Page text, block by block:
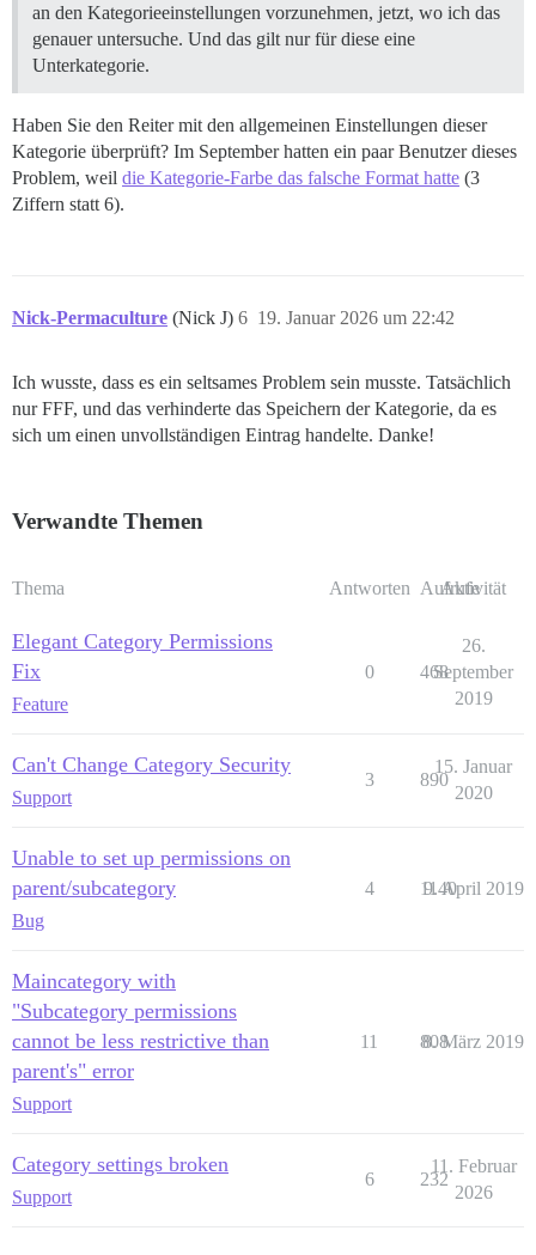
an den Kategorieeinstellungen vorzunehmen, jetzt, wo ich das
genauer untersuche. Und das gilt nur für diese eine
Unterkategorie.
Haben Sie den Reiter mit den allgemeinen Einstellungen dieser
Kategorie überprüft? Im September hatten ein paar Benutzer dieses
Problem, weil die Kategorie-Farbe das falsche Format hatte (3
Ziffern statt 6).
Nick-Permaculture (Nick J) 19. Januar 2026 um 22:42
6
Ich wusste, dass es ein seltsames Problem sein musste. Tatsächlich
nur FFF, und das verhinderte das Speichern der Kategorie, da es
sich um einen unvollständigen Eintrag handelte. Danke!
Verwandte Themen
Thema Antworten Aufrufe
Aktivität
Elegant Category Permissions
Fix
Feature
0 468
26.
September
2019
Can't Change Category Security
Support
3 890
15. Januar
2020
Unable to set up permissions on
parent/subcategory
Bug
4 1140
9. April 2019
Maincategory with
"Subcategory permissions
cannot be less restrictive than
parent's" error
Support
11 808
8. März 2019
Category settings broken
Support
6 232
11. Februar
2026